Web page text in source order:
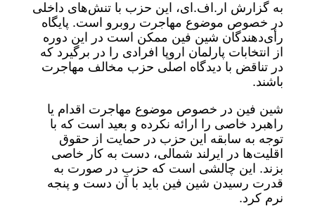
به گزارش ار.اف.ای، این حزب با تنش‌های داخلی
در خصوص موضوع مهاجرت روبرو است. پایگاه
رأی‌دهندگان شین فین ممکن است در این دوره
از انتخابات پارلمان اروپا افرادی را در برگیرد که
در تناقض با دیدگاه اصلی حزب مخالف مهاجرت
باشند.
شین‌ فین در خصوص موضوع مهاجرت اقدام یا
راهبرد خاصی را ارائه نکرده و بعید است که با
توجه به سابقه این حزب در حمایت از حقوق
اقلیت‌ها در ایرلند شمالی، دست به کار خاصی
بزند. این چالشی است که حزب در صورت به
قدرت رسیدن شین فین باید با آن دست و پنجه
نرم کرد.